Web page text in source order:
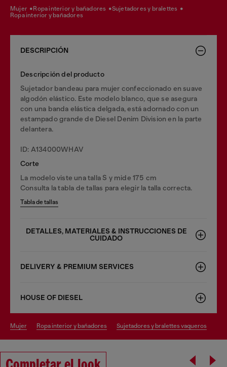
mujer ropa interior y bañadores
sujetadores y bralettes
ropa interior y bañadores
DESCRIPCIÓN
Descripción del producto
Sujetador bandeau para mujer confeccionado en suave
algodón elástico. Este modelo blanco, que se asegura
con una banda elástica delgada, está adornado con un
estampado grande de Diesel Denim Division en la parte
delantera.
ID: A134000WHAV
Corte
La modelo viste una talla S y mide 175 cm
Consulta la tabla de tallas para elegir la talla correcta.
Tabla de tallas
DETALLES, MATERIALES & INSTRUCCIONES DE
CUIDADO
DELIVERY & PREMIUM SERVICES
HOUSE OF DIESEL
mujer ropa interior y bañadores sujetadores y bralettes vaqueros